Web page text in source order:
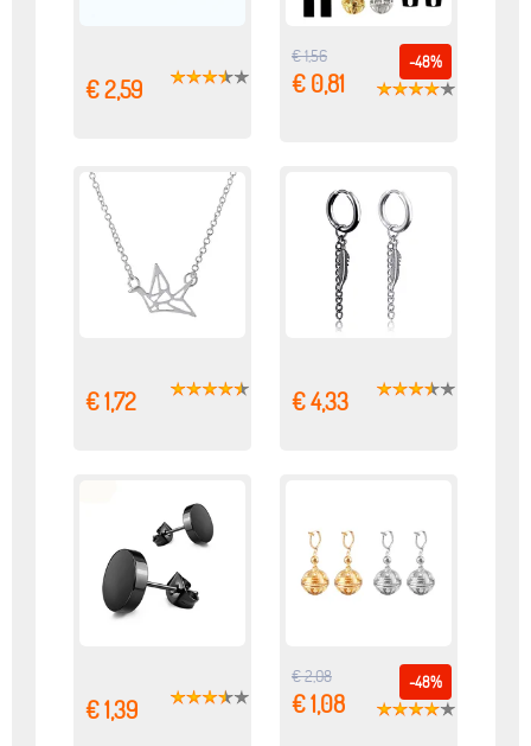
€ 2,59
-48%
€ 1,56
€ 0,81
€ 1,72 € 4,33
€ 1,39
-48%
€ 2,08
€ 1,08